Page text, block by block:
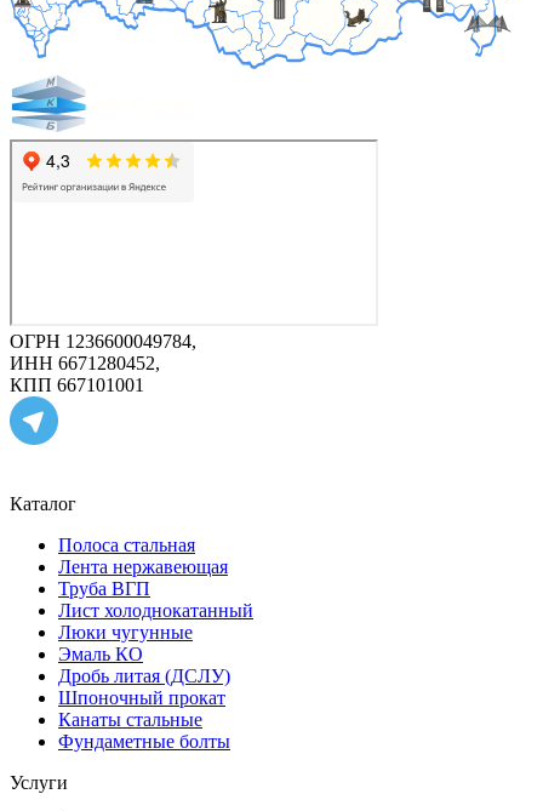
ОГРН 1236600049784,
ИНН 6671280452,
КПП 667101001
Каталог
Полоса стальная
Лента нержавеющая
Труба ВГП
Лист холоднокатанный
Люки чугунные
Эмаль КО
Дробь литая (ДСЛУ)
Шпоночный прокат
Канаты стальные
Фундаметные болты
Услуги